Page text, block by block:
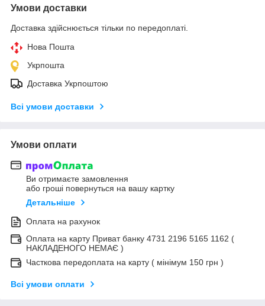
Умови доставки
Доставка здійснюється тільки по передоплаті.
Нова Пошта
Укрпошта
Доставка Укрпоштою
Всі умови доставки
Умови оплати
Ви отримаєте замовлення
або гроші повернуться на вашу картку
Детальніше
Оплата на рахунок
Оплата на карту Приват банку 4731 2196 5165 1162 (
НАКЛАДЕНОГО НЕМАЄ )
Часткова передоплата на карту ( мінімум 150 грн )
Всі умови оплати